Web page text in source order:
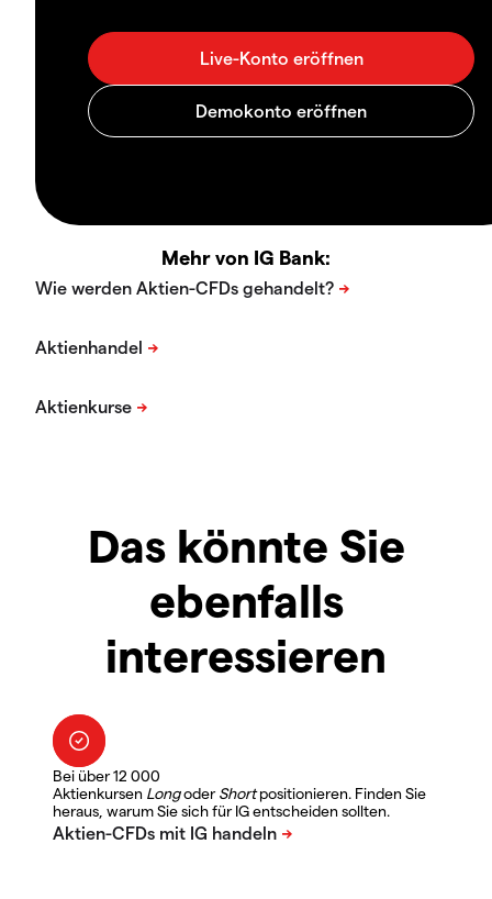
Mehr von IG Bank:
Das könnte Sie
ebenfalls
interessieren
Bei über 12 000
Aktienkursen LongoderShortpositionieren. Finden Sie
heraus, warum Sie sich für IG entscheiden sollten.